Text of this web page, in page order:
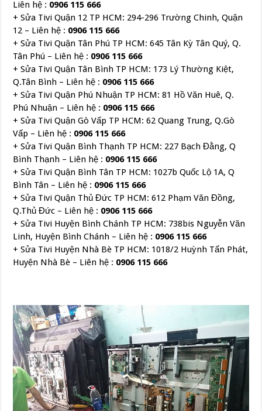
Liên hệ : 0906 115 666
+ Sửa Tivi Quận 12 TP HCM: 294-296 Trường Chinh, Quận
12 – Liên hệ : 0906 115 666
+ Sửa Tivi Quận Tân Phú TP HCM: 645 Tân Kỳ Tân Quý, Q.
Tân Phú – Liên hệ : 0906 115 666
+ Sửa Tivi Quận Tân Bình TP HCM: 173 Lý Thường Kiệt,
Q.Tân Bình – Liên hệ : 0906 115 666
+ Sửa Tivi Quận Phú Nhuận TP HCM: 81 Hồ Văn Huê, Q.
Phú Nhuận – Liên hệ : 0906 115 666
+ Sửa Tivi Quận Gò Vấp TP HCM: 62 Quang Trung, Q.Gò
Vấp – Liên hệ : 0906 115 666
+ Sửa Tivi Quận Bình Thạnh TP HCM: 227 Bạch Đằng, Q
Bình Thạnh – Liên hệ : 0906 115 666
+ Sửa Tivi Quận Bình Tân TP HCM: 1027b Quốc Lộ 1A, Q
Bình Tân – Liên hệ : 0906 115 666
+ Sửa Tivi Quận Thủ Đức TP HCM: 612 Phạm Văn Đồng,
Q.Thủ Đức – Liên hệ : 0906 115 666
+ Sửa Tivi Huyện Bình Chánh TP HCM: 738bis Nguyễn Văn
Linh, Huyện Bình Chánh – Liên hệ : 0906 115 666
+ Sửa Tivi Huyện Nhà Bè TP HCM: 1018/2 Huỳnh Tấn Phát,
Huyện Nhà Bè – Liên hệ : 0906 115 666